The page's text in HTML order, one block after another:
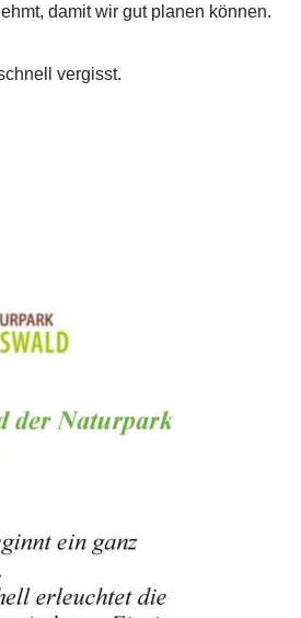
damit wir gut planen können.
vergisst.